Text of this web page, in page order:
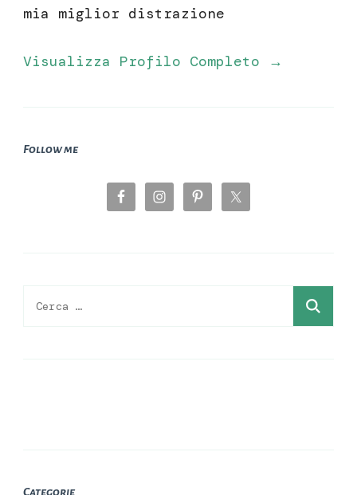
mia miglior distrazione
Visualizza Profilo Completo →
Follow me
Ricerca
Categorie